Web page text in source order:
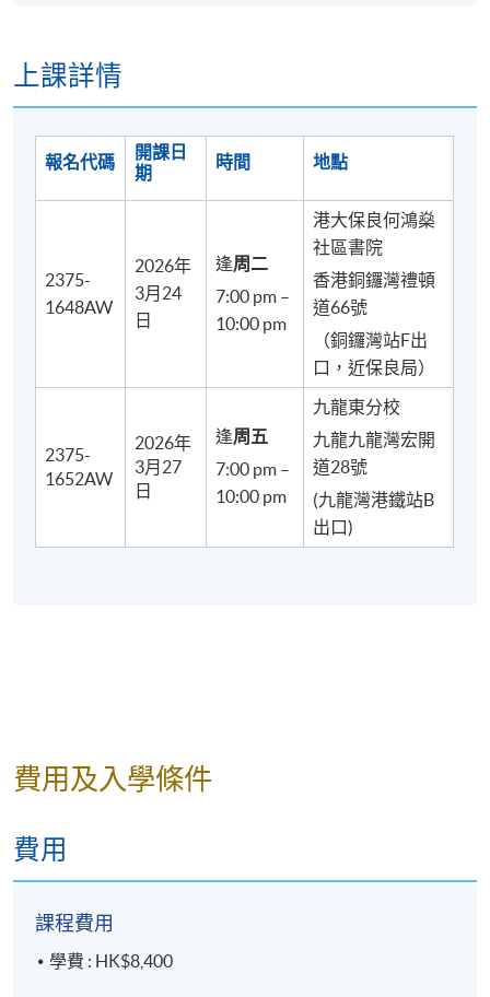
上課詳情
報名代碼
開課日
期
時間 地點
2375-
1648AW
2026年
3月24
日
逢周二
7:00 pm –
10:00 pm
港大保良何鴻燊
社區書院
香港銅鑼灣禮頓
道66號
（銅鑼灣站F出
口，近保良局）
2375-
1652AW
2026年
3月27
日
逢周五
7:00 pm –
10:00 pm
九龍東分校
九龍九龍灣宏開
道28號
(九龍灣港鐵站B
出口)
費用及入學條件
費用
課程費用
學費 : HK$8,400